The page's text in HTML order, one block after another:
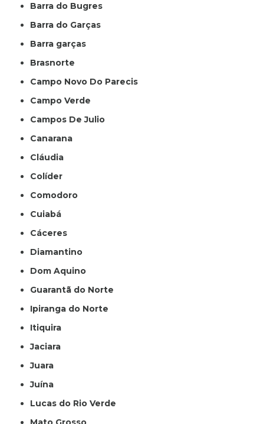
Barra do Bugres
Barra do Garças
Barra garças
Brasnorte
Campo Novo Do Parecis
Campo Verde
Campos De Julio
Canarana
Cláudia
Colíder
Comodoro
Cuiabá
Cáceres
Diamantino
Dom Aquino
Guarantã do Norte
Ipiranga do Norte
Itiquira
Jaciara
Juara
Juína
Lucas do Rio Verde